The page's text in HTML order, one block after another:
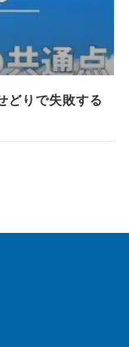
どりで失敗する